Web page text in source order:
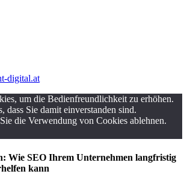
digital.at
um die Bedienfreundlichkeit zu erhöhen.
dass Sie damit einverstanden sind.
die Verwendung von Cookies ablehnen.
Wie SEO Ihrem Unternehmen langfristig
kann